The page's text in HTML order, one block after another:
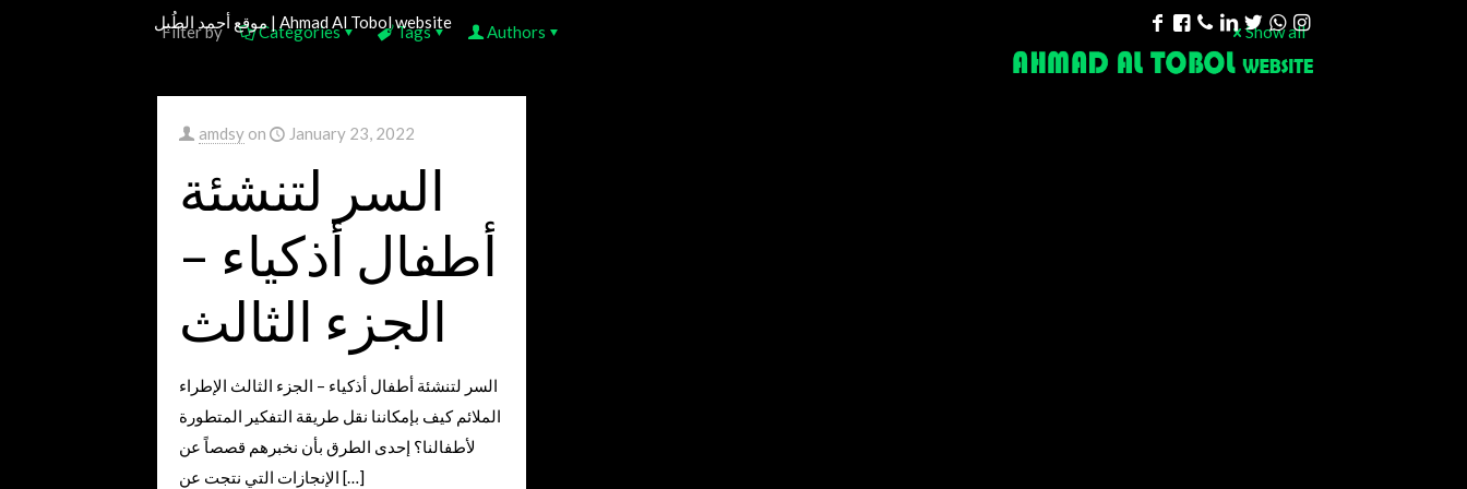
موقع أحمد الطُبل | Ahmad Al Tobol website
Filter by Categories Tags Authors Show all
amdsy on January 23, 2022
السر لتنشئة
أطفال أذكياء –
الجزء الثالث
السر لتنشئة أطفال أذكياء – الجزء الثالث الإطراء
الملائم كيف بإمكاننا نقل طريقة التفكير المتطورة
لأطفالنا؟ إحدى الطرق بأن نخبرهم قصصاً عن
الإنجازات التي نتجت عن […]